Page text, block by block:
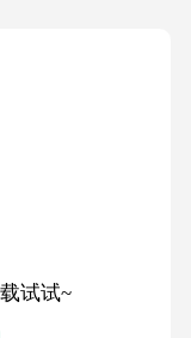
试试~